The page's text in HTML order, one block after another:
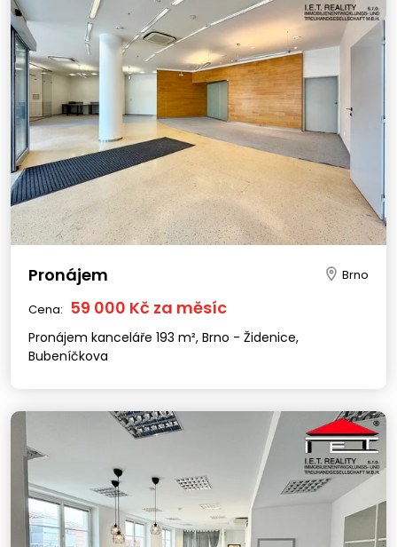
Pronájem Brno
Cena: 59 000 Kč za měsíc
Pronájem kanceláře 193 m², Brno - Židenice,
Bubeníčkova